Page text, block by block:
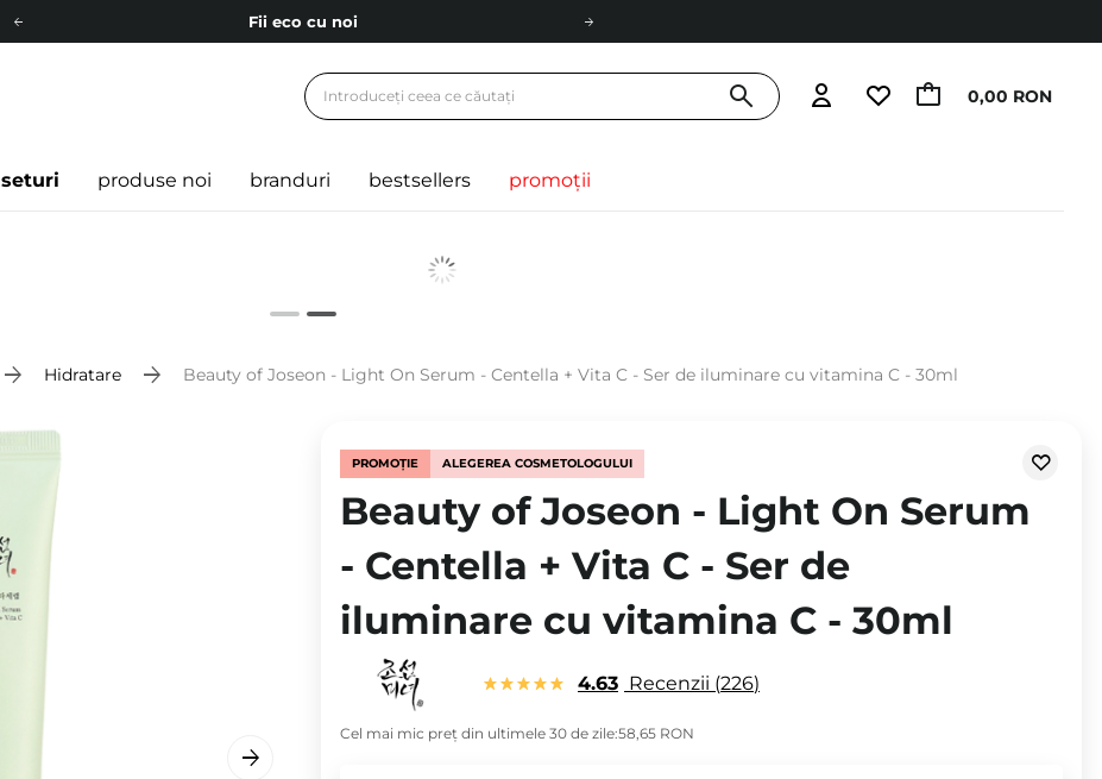
Fii eco cu noi
Livrare mai ieftină pentru comenzile de la 150 RON! 0,00 RON
seturi produse noi branduri bestsellers promoții
Hidratare Beauty of Joseon - Light On Serum - Centella + Vita C - Ser de iluminare cu vitamina C - 30ml
PROMOȚIE ALEGEREA COSMETOLOGULUI
Beauty of Joseon - Light On Serum
- Centella + Vita C - Ser de
iluminare cu vitamina C - 30ml
4.63 Recenzii 226
Cel mai mic preț din ultimele 30 de zile:58,65 RON